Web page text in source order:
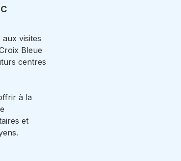
aux visites
Bleue
centres
à la
et